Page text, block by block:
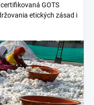
GOTS
etických zásad i